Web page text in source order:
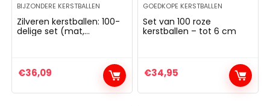
BIJZONDERE KERSTBALLEN
Zilveren kerstballen: 100-
delige set (mat,
€36,09
GOEDKOPE KERSTBALLEN
Set van 100 roze
kerstballen – tot 6 cm
€34,95